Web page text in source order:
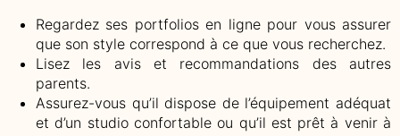
Regardez ses portfolios en ligne pour vous assurer
que son style correspond à ce que vous recherchez.
Lisez les avis et recommandations des autres
parents.
Assurez-vous qu’il dispose de l’équipement adéquat
et d’un studio confortable ou qu’il est prêt à venir à